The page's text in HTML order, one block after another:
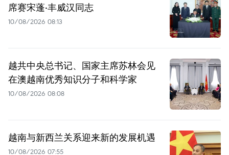
席赛宋蓬·丰威汉同志
10/08/2026 08:13
越共中央总书记、国家主席苏林会见
在澳越南优秀知识分子和科学家
10/08/2026 08:08
越南与新西兰关系迎来新的发展机遇
10/08/2026 07:55